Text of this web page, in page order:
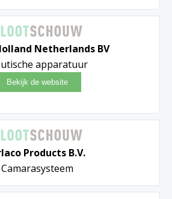
Netherlands BV
apparatuur
Products B.V.
Camarasysteem